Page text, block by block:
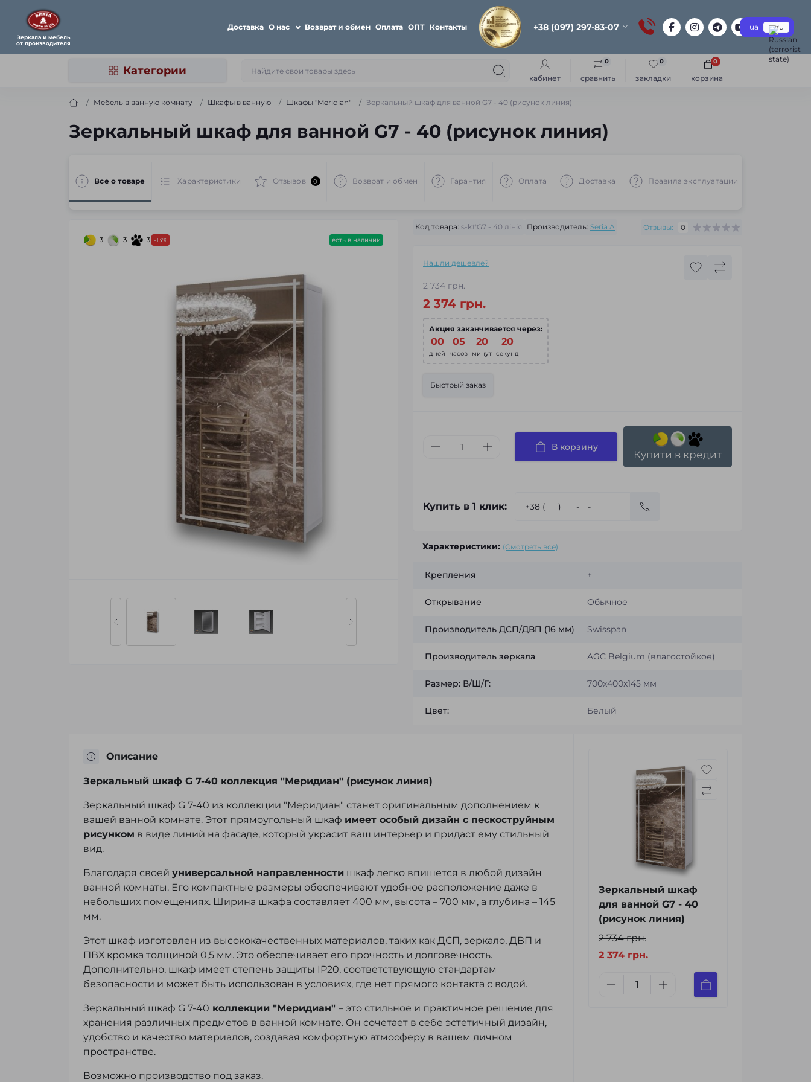
Зеркала и мебель
от производителя
Доставка О нас Возврат и обмен Оплата ОПТ Контакты +38 (097) 297-83-07 ua ru
Категории
кабинет сравнить
0
закладки
0
корзина
0
Мебель в ванную комнату Шкафы в ванную Шкафы "Meridian" Зеркальный шкаф для ванной G7 - 40 (рисунок линия)
Зеркальный шкаф для ванной G7 - 40 (рисунок линия)
Все о товаре Характеристики Отзывов 0 Возврат и обмен Гарантия Оплата Доставка Правила эксплуатации
3 3 3 -13% есть в наличии
Код товара: s-k#G7 - 40 лiнiя Производитель: Seria A Отзывы: 0
Нашли дешевле?
2 734 грн.
2 374 грн.
Акция заканчивается через:
00
дней
05
часов
20
минут
19
секунд
Быстрый заказ
В корзину
Купити в кредит
Купить в 1 клик:
Характеристики: (Смотреть все)
Крепления +
Открывание Обычное
Производитель ДСП/ДВП (16 мм) Swisspan
Производитель зеркала AGC Belgium (влагостойкое)
Размер: В/Ш/Г: 700x400x145 мм
Цвет: Белый
Описание
Зеркальный шкаф G 7-40 коллекция "Меридиан" (рисунок линия)
Зеркальный шкаф G 7-40 из коллекции "Меридиан" станет оригинальным дополнением к
вашей ванной комнате. Этот прямоугольный шкаф имеет особый дизайн с пескоструйным
рисунком в виде линий на фасаде, который украсит ваш интерьер и придаст ему стильный
вид.
Благодаря своей универсальной направленности шкаф легко впишется в любой дизайн
ванной комнаты. Его компактные размеры обеспечивают удобное расположение даже в
небольших помещениях. Ширина шкафа составляет 400 мм, высота – 700 мм, а глубина – 145
мм.
Этот шкаф изготовлен из высококачественных материалов, таких как ДСП, зеркало, ДВП и
ПВХ кромка толщиной 0,5 мм. Это обеспечивает его прочность и долговечность.
Дополнительно, шкаф имеет степень защиты IP20, соответствующую стандартам
безопасности и может быть использован в условиях, где нет прямого контакта с водой.
Зеркальный шкаф G 7-40 коллекции "Меридиан" – это стильное и практичное решение для
хранения различных предметов в ванной комнате. Он сочетает в себе эстетичный дизайн,
удобство и качество материалов, создавая комфортную атмосферу в вашем личном
пространстве.
Возможно производство под заказ.
Зеркальный шкаф
для ванной G7 - 40
(рисунок линия)
2 734 грн.
2 374 грн.